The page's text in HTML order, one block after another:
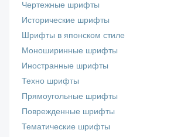
Чертежные шрифты
Исторические шрифты
Шрифты в японском стиле
Моноширинные шрифты
Иностранные шрифты
Техно шрифты
Прямоугольные шрифты
Поврежденные шрифты
Тематические шрифты